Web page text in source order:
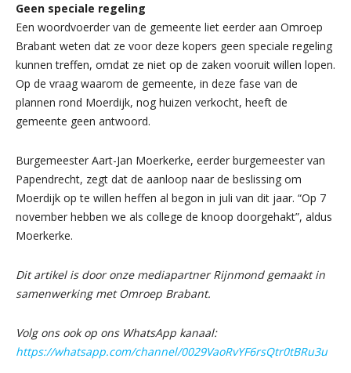
Geen speciale regeling
Een woordvoerder van de gemeente liet eerder aan Omroep
Brabant weten dat ze voor deze kopers geen speciale regeling
kunnen treffen, omdat ze niet op de zaken vooruit willen lopen.
Op de vraag waarom de gemeente, in deze fase van de
plannen rond Moerdijk, nog huizen verkocht, heeft de
gemeente geen antwoord.
Burgemeester Aart-Jan Moerkerke, eerder burgemeester van
Papendrecht, zegt dat de aanloop naar de beslissing om
Moerdijk op te willen heffen al begon in juli van dit jaar. “Op 7
november hebben we als college de knoop doorgehakt”, aldus
Moerkerke.
Dit artikel is door onze mediapartner Rijnmond gemaakt in
samenwerking met Omroep Brabant.
Volg ons ook op ons WhatsApp kanaal:
https://whatsapp.com/channel/0029VaoRvYF6rsQtr0tBRu3u